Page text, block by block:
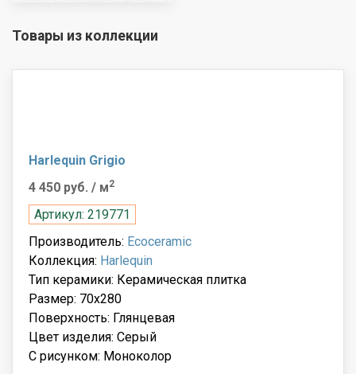
Товары из коллекции
Harlequin Grigio
4 450 руб. / м2
Артикул: 219771
Производитель: Ecoceramic
Коллекция: Harlequin
Тип керамики: Керамическая плитка
Размер: 70x280
Поверхность: Глянцевая
Цвет изделия: Серый
С рисунком: Моноколор